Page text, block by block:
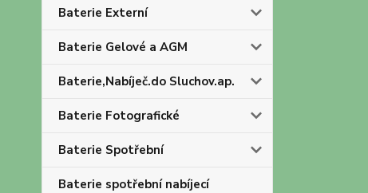
Baterie Externí
Baterie Gelové a AGM
Baterie,Nabíječ.do Sluchov.ap.
Baterie Fotografické
Baterie Spotřební
Baterie spotřební nabíjecí